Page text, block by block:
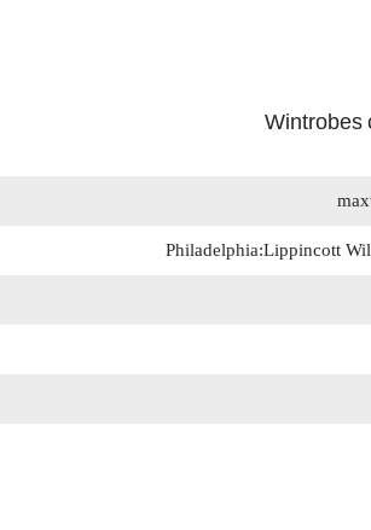
Wintrobes
Philadelphia:Lippincott